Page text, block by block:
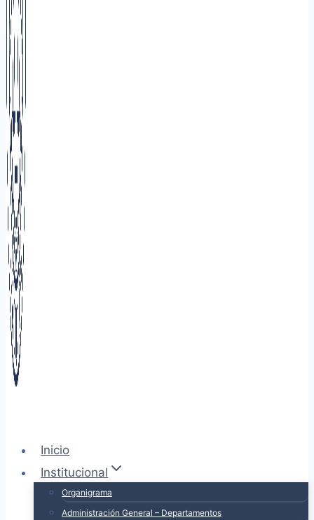
Inicio
Institucional
Organigrama
Administración General – Departamentos